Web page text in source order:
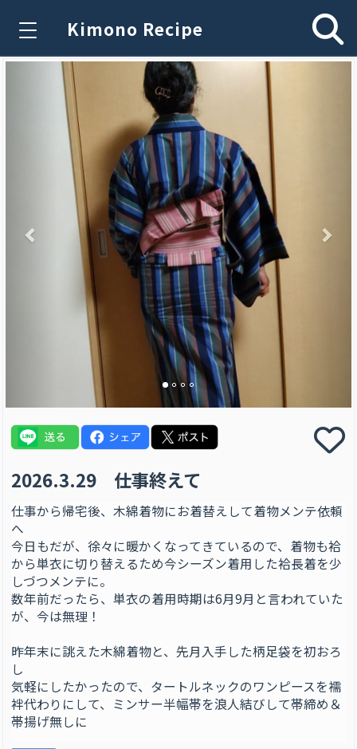
Kimono Recipe
Previous
2026.3.29 仕事終えて
仕事から帰宅後、木綿着物にお着替えして着物メンテ依頼
へ
今日もだが、徐々に暖かくなってきているので、着物も袷
から単衣に切り替えるため今シーズン着用した袷長着を少
しづつメンテに。
数年前だったら、単衣の着用時期は6月9月と言われていた
が、今は無理！
昨年末に誂えた木綿着物と、先月入手した柄足袋を初おろ
し
気軽にしたかったので、タートルネックのワンピースを襦
袢代わりにして、ミンサー半幅帯を浪人結びして帯締め＆
帯揚げ無しに